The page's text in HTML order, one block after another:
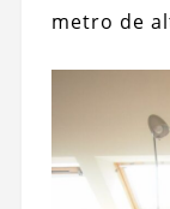
metro de